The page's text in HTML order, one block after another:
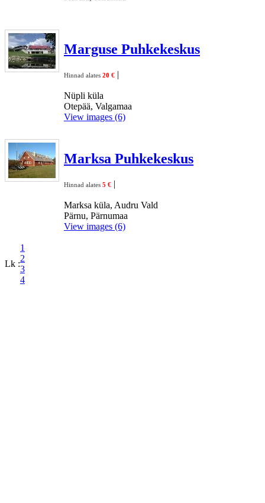
Marguse Puhkekeskus
Hinnad alates 20 € |
Nüpli küla
Otepää, Valgamaa
View images (6)
Marksa Puhkekeskus
Hinnad alates 5 € |
Marksa küla, Audru Vald
Pärnu, Pärnumaa
View images (6)
Lk :
1
2
3
4